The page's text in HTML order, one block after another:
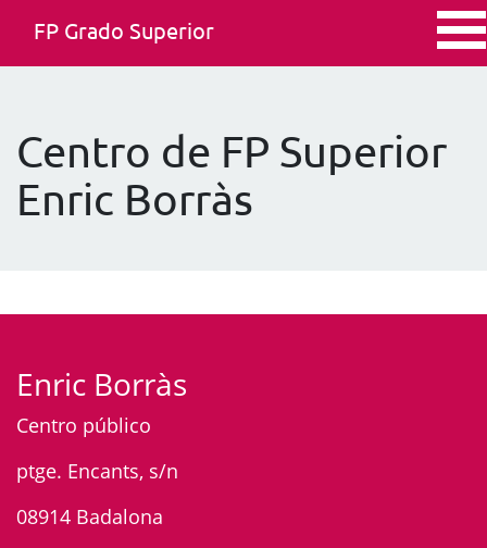
FP Grado Superior
Centro de FP Superior
Enric Borràs
Enric Borràs
Centro público
ptge. Encants, s/n
08914 Badalona